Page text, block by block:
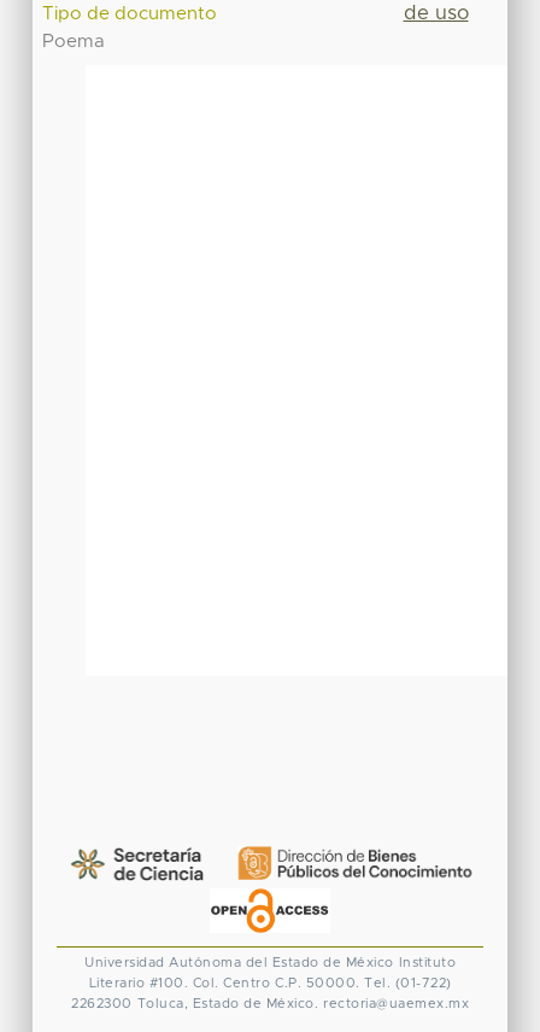
Tipo de documento
Poema
de uso
Universidad Autónoma del Estado de México
Instituto
Literario #100. Col. Centro C.P. 50000. Tel. (01-722)
2262300 Toluca, Estado de México. rectoria@uaemex.mx